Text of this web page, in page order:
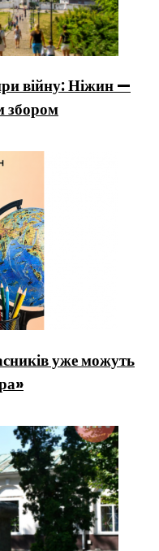
війну: Ніжин —
збором
уже можуть